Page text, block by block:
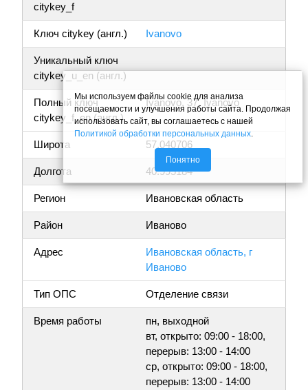
citykey_f
Ключ citykey (англ.) Ivanovo
Уникальный ключ
citykey_u_en (англ.)
Полный ключ
citykey_f_en (англ.)
Ivanovo, 37, Ivanovo
Широта 57.040706
Долгота 40.995184
Регион Ивановская область
Район Иваново
Адрес
Ивановская область, г
Иваново
Тип ОПС Отделение связи
Время работы
пн, выходной
вт, открыто: 09:00 - 18:00,
перерыв: 13:00 - 14:00
ср, открыто: 09:00 - 18:00,
перерыв: 13:00 - 14:00
Мы используем файлы cookie для анализа
посещаемости и улучшения работы сайта. Продолжая
использовать сайт, вы соглашаетесь с нашей
Политикой обработки персональных данных.
Понятно